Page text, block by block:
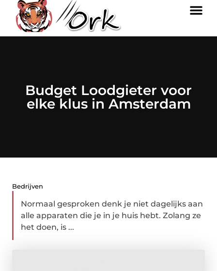
Budget Loodgieter voor
elke klus in Amsterdam
Bedrijven
Normaal gesproken denk je niet dagelijks aan
alle apparaten die je in je huis hebt. Zolang ze
het doen, is ...